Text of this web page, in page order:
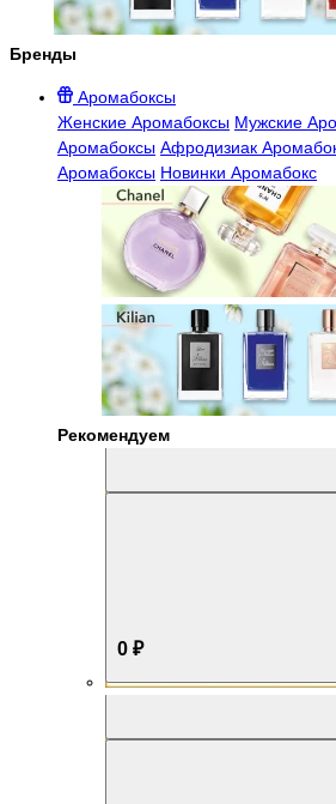
Бренды
Аромабоксы
Женские Аромабоксы Мужские
Аромабоксы Афродизиак
Аромабоксы Новинки Аромабокс
Рекомендуем
0 ₽